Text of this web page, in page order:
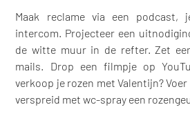
Maak reclame via een podcast,
intercom. Projecteer een
de witte muur in de refter. Zet
mails. Drop een filmpje op
verkoop je rozen met Valentijn?
verspreid met wc-spray een